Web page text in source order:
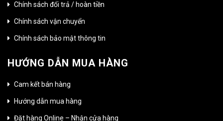
Chính sách đổi trả / hoàn tiền
Chính sách vận chuyển
Chính sách bảo mật thông tin
HƯỚNG DẪN MUA HÀNG
Cam kết bán hàng
Hướng dẫn mua hàng
Đặt hàng Online – Nhận cửa hàng